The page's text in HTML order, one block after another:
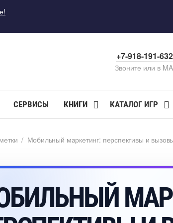
+7-918-191-
Звоните или в
СЕРВИСЫ КНИГИ КАТАЛОГ ИГР
/ Мобильный маркетинг: перспективы и